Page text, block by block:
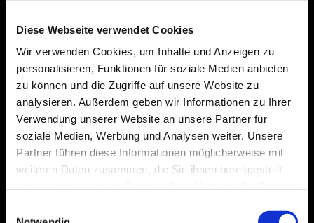
Diese Webseite verwendet Cookies
Wir verwenden Cookies, um Inhalte und Anzeigen zu
personalisieren, Funktionen für soziale Medien anbieten
zu können und die Zugriffe auf unsere Website zu
analysieren. Außerdem geben wir Informationen zu Ihrer
Verwendung unserer Website an unsere Partner für
soziale Medien, Werbung und Analysen weiter. Unsere
Partner führen diese Informationen möglicherweise mit
weiteren Daten zusammen, die Sie ihnen bereitgestellt
Zurückbehaltungsrechts ist nur mit
unbestrittenen oder rechtskräftig
festgestellten Forderungen zulässig.
§ 8 Kündigung & Vertragslaufzeit
1. Der Vertrag wird für die im jeweiligen